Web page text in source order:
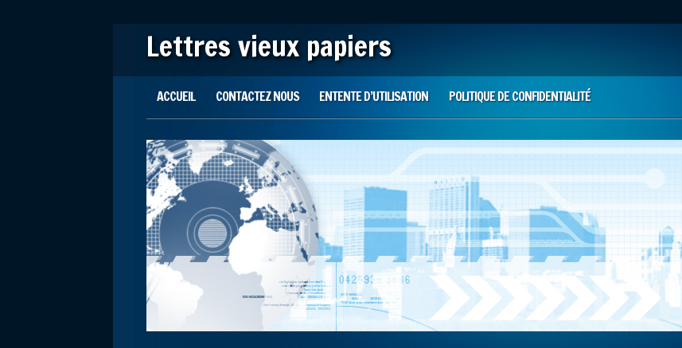
Lettres vieux papiers
Main menu
ACCUEIL CONTACTEZ NOUS ENTENTE D’UTILISATION POLITIQUE DE CONFIDENTIALITÉ